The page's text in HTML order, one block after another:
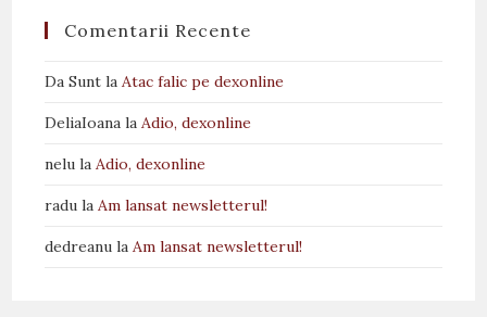
Comentarii Recente
Da Sunt laAtac falic pe dexonline
DeliaIoana laAdio, dexonline
nelu laAdio, dexonline
radu laAm lansat newsletterul!
dedreanu laAm lansat newsletterul!